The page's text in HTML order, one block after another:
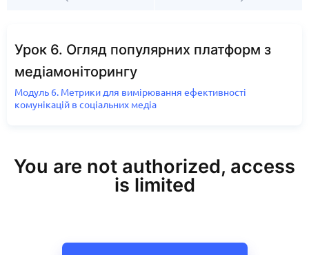
Урок 6. Огляд популярних платформ з
медіамоніторингу
Модуль 6. Метрики для вимірювання ефективності
комунікацій в соціальних медіа
You are not authorized, access
is limited